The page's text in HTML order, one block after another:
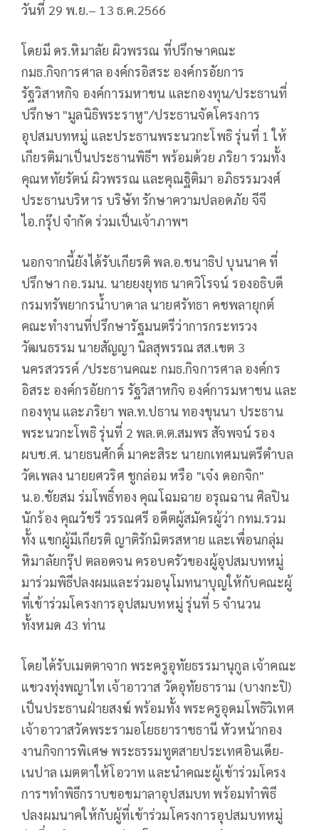
วันที่ 29 พ.ย.– 13 ธ.ค.2566
โดยมี ดร.หิมาลัย ผิวพรรณ ที่ปรึกษาคณะ
กมธ.กิจการศาล องค์กรอิสระ องค์กรอัยการ
รัฐวิสาหกิจ องค์การมหาชน และกองทุน/ประธานที่
ปรึกษา "มูลนิธิพระราหู"/ประธานจัดโครงการ
อุปสมบทหมู่ และประธานพระนวกะโพธิ รุ่นที่ 1 ให้
เกียรติมาเป็นประธานพิธีฯ พร้อมด้วย ภริยา รวมทั้ง
คุณหทัยรัตน์ ผิวพรรณ และคุณฐิติมา อภิธรรมวงศ์
ประธานบริหาร บริษัท รักษาความปลอดภัย จีจี
ไอ.กรุ๊ป จำกัด ร่วมเป็นเจ้าภาพฯ
นอกจากนี้ยังได้รับเกียรติ พล.อ.ชนาธิป บุนนาค ที่
ปรึกษา กอ.รมน. นายยงยุทธ นาควิโรจน์ รองอธิบดี
กรมทรัพยากรน้ำบาดาล นายศรัทธา คชพลายุกต์
คณะทำงานที่ปรึกษารัฐมนตรีว่าการกระทรวง
วัฒนธรรม นายสัญญา นิลสุพรรณ สส.เขต 3
นครสวรรค์ /ประธานคณะ กมธ.กิจการศาล องค์กร
อิสระ องค์กรอัยการ รัฐวิสาหกิจ องค์การมหาชน และ
กองทุน และภริยา พล.ท.ปธาน ทองขุนนา ประธาน
พระนวกะโพธิ รุ่นที่ 2 พล.ต.ต.สมพร สัจพจน์ รอง
ผบช.ศ. นายธนศักดิ์ มาคะสิระ นายกเทศมนตรีตำบล
วัดเพลง นายยศวริศ ชูกล่อม หรือ "เจ๋ง ดอกจิก"
น.อ.ชัยสม ร่มโพธิ์ทอง คุณโฉมฉาย อรุณฉาน ศิลปิน
นักร้อง คุณวัชรี วรรณศรี อดีตผู้สมัครผู้ว่า กทม.รวม
ทั้ง แขกผู้มีเกียรติ ญาติรักมิตรสหาย และเพื่อนกลุ่ม
หิมาลัยกรุ๊ป ตลอดจน ครอบครัวของผู้อุปสมบทหมู่
มาร่วมพิธีปลงผมและร่วมอนุโมทนาบุญให้กับคณะผู้
ที่เข้าร่วมโครงการอุปสมบทหมู่ รุ่นที่ 5 จำนวน
ทั้งหมด 43 ท่าน
โดยได้รับเมตตาจาก พระครูอุทัยธรรมานุกูล เจ้าคณะ
แขวงทุ่งพญาไท เจ้าอาวาส วัดอุทัยธาราม (บางกะปิ)
เป็นประธานฝ่ายสงฆ์ พร้อมทั้ง พระครูอุดมโพธิวิเทศ
เจ้าอาวาสวัดพระรามอโยธยาราชธานี หัวหน้ากอง
งานกิจการพิเศษ พระธรรมทูตสายประเทศอินเดีย-
เนปาล เมตตาให้โอวาท และนำคณะผู้เข้าร่วมโครง
การฯทำพิธีกราบขอขมาลาอุปสมบท พร้อมทำพิธี
ปลงผมนาคให้กับผู้ที่เข้าร่วมโครงการอุปสมบทหมู่